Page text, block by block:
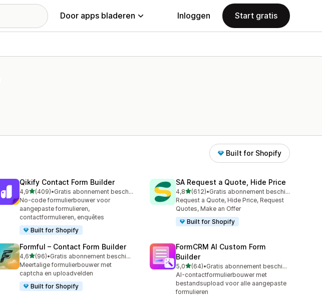
Door apps bladeren Inloggen Start gratis
Built for Shopify
Qikify Contact Form Builder
4,9van 5 sterren
(409)
409 recensies in totaal
•
Gratis abonnement beschikbaar
No-code formulierbouwer voor
aangepaste formulieren,
contactformulieren, enquêtes
Built for Shopify
SA Request a Quote, Hide Price
4,8van 5 sterren
(612)
612 recensies in totaal
•
Gratis abonnement beschikbaar
Request a Quote, Hide Price, Request
Quotes, Make an Offer
Built for Shopify
Formful – Contact Form Builder
4,6van 5 sterren
(96)
96 recensies in totaal
•
Gratis abonnement beschikbaar
Meertalige formulierbouwer met
captcha en uploadvelden
Built for Shopify
FormCRM AI Custom Form
Builder
5,0van 5 sterren
(64)
64 recensies in totaal
•
Gratis abonnement beschikbaar
AI-contactformulierbouwer met
bestandsupload voor alle aangepaste
formulieren